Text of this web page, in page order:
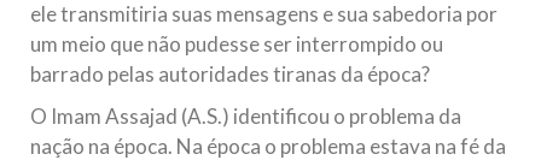
ele transmitiria suas mensagens e sua sabedoria por
um meio que não pudesse ser interrompido ou
barrado pelas autoridades tiranas da época?
O Imam Assajad (A.S.) identificou o problema da
nação na época. Na época o problema estava na fé da